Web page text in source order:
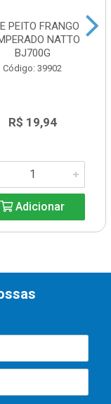
PEITO FRANGO
NATTO
BJ700G
Código: 39902
R$ 19,94
Adicionar